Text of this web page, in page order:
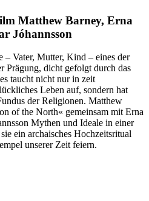
Matthew Barney, Erna
Jóhannsson
Vater, Mutter, Kind – eines der
Prägung, dicht gefolgt durch das
taucht nicht nur in zeit
Leben auf, sondern hat
der Religionen. Matthew
of the North« gemeinsam mit Erna
Mythen und Ideale in einer
ein archaisches Hochzeitsritual
unserer Zeit feiern.